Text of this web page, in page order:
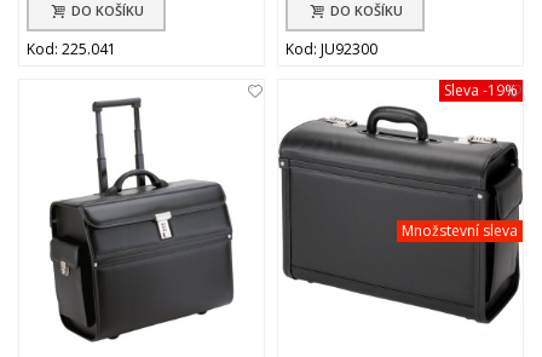
DO KOŠÍKU
Kod: 225.041
DO KOŠÍKU
Kod: JU92300
Množstevní sleva
Sleva -19%